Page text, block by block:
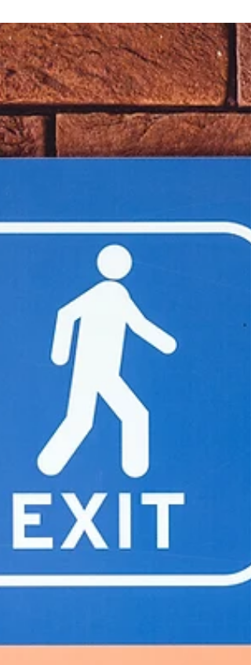
暴力犯罪都可能构成刑事指控。那么，“ 刑
犯罪有哪些 ”？不同罪名会带来怎样的法律
果？ DERUN.COM 陈律师在 本篇文章将系统
梳理纽约州常见刑事犯罪类型、罪名分类标
及其对应的法律责任...